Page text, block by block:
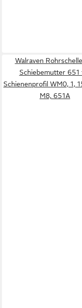
Walraven
Schiebemutter 651
Schienenprofil WM0, 1,
M8, 651A